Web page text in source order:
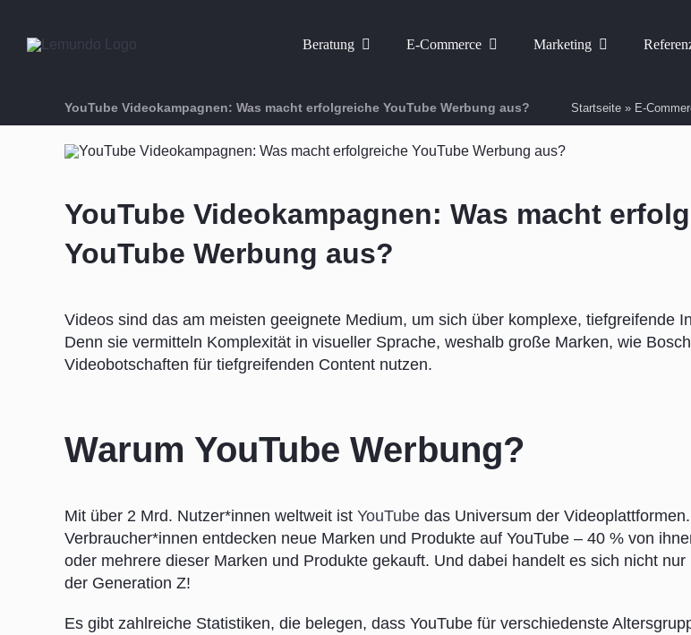
springen
Beratung E-Commerce Marketing
YouTube Videokampagnen: Was macht erfolgreiche YouTube Werbung aus? Startseite » E-
YouTube Videokampagnen: Was macht
YouTube Werbung aus?
Videos sind das am meisten geeignete Medium, um sich über komplexe, tiefgreifende
Denn sie vermitteln Komplexität in visueller Sprache, weshalb große Marken, wie
Videobotschaften für tiefgreifenden Content nutzen.
Warum YouTube Werbung?
Mit über 2 Mrd. Nutzer*innen weltweit ist YouTubedas Universum der
Verbraucher*innen entdecken neue Marken und Produkte auf YouTube – 40 % von
oder mehrere dieser Marken und Produkte gekauft. Und dabei handelt es sich nicht
der Generation Z!
Es gibt zahlreiche Statistiken, die belegen, dass YouTube für verschiedenste